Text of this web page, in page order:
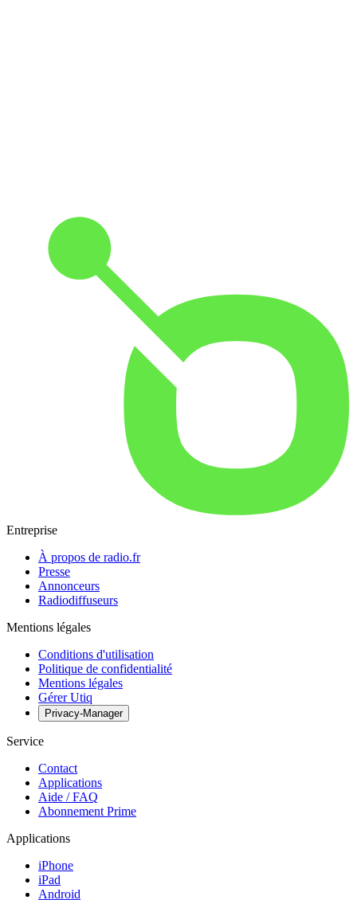
Entreprise
À propos de radio.fr
Presse
Annonceurs
Radiodiffuseurs
Mentions légales
Conditions d'utilisation
Politique de confidentialité
Mentions légales
Gérer Utiq
Privacy-Manager
Service
Contact
Applications
Aide / FAQ
Abonnement Prime
Applications
iPhone
iPad
Android